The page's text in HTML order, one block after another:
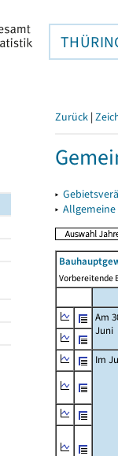
Zurück |
▸
▸
Vorbereitende
Am
Juni
Im